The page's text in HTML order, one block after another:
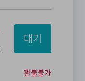
환불불가